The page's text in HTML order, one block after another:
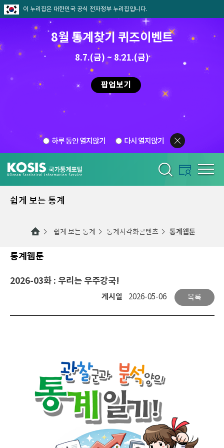
이 누리집은 대한민국 공식 전자정부 누리집입니다.
8월 통계찾기 퀴즈이벤트
8.7.(금) ~ 8.21.(금)
팝업보기
하루 동안 열지않기 다시 열지않기
쉽게 보는 통계
쉽게 보는 통계 통계시각화콘텐츠 통계웹툰
통계웹툰
2026-03화 : 우리는 우주강국!
게시일 2026-05-06 목록